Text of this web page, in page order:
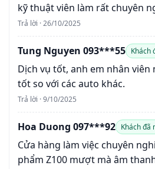
kỹ thuật viên làm rất chuyên
Trả lời · 26/10/2025
Tung Nguyen 093***55 Khách
Dịch vụ tốt, anh em nhân viên
tốt so với các auto khác.
Trả lời · 9/10/2025
Hoa Duong 097***92 Khách đã
Cửa hàng làm việc chuyên
phẩm Z100 mượt mà âm